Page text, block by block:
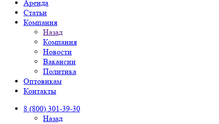
Аренда
Статьи
Компания
Назад
Компания
Новости
Вакансии
Политика
Оптовикам
Контакты
8 (800) 301-39-30
Назад